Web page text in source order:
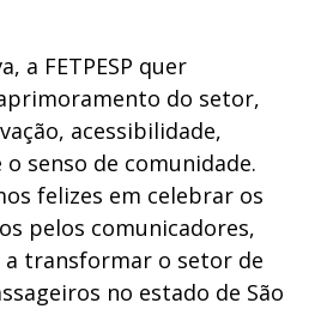
a FETPESP quer
do setor,
acessibilidade,
senso de comunidade.
felizes em celebrar os
pelos comunicadores,
transformar o setor de
no estado de São